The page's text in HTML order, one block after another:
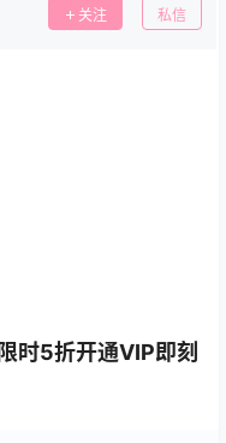
关注 私信
时5折开通VIP即刻